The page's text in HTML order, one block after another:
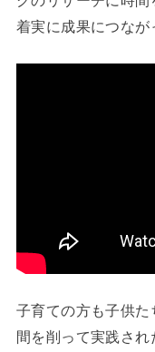
着実に成果につなが
子育ての方も子供
間を削って実践さ